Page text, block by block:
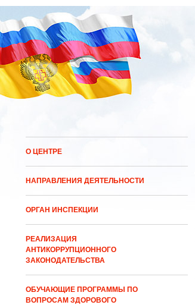
О ЦЕНТРЕ
НАПРАВЛЕНИЯ ДЕЯТЕЛЬНОСТИ
ОРГАН ИНСПЕКЦИИ
РЕАЛИЗАЦИЯ
АНТИКОРРУПЦИОННОГО
ЗАКОНОДАТЕЛЬСТВА
ОБУЧАЮЩИЕ ПРОГРАММЫ ПО
ВОПРОСАМ ЗДОРОВОГО